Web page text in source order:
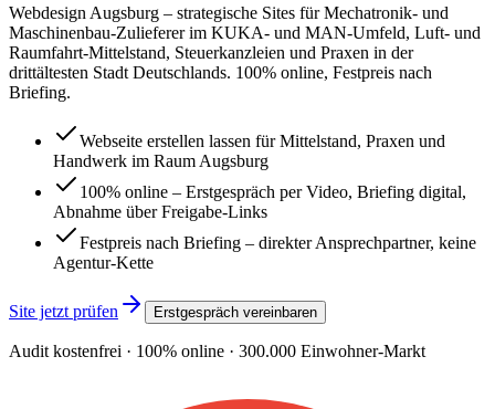
Webdesign Augsburg – strategische Sites für Mechatronik- und
Maschinenbau-Zulieferer im KUKA- und MAN-Umfeld, Luft- und
Raumfahrt-Mittelstand, Steuerkanzleien und Praxen in der
drittältesten Stadt Deutschlands. 100% online, Festpreis nach
Briefing.
Webseite erstellen lassen für Mittelstand, Praxen und
Handwerk im Raum Augsburg
100% online – Erstgespräch per Video, Briefing digital,
Abnahme über Freigabe-Links
Festpreis nach Briefing – direkter Ansprechpartner, keine
Agentur-Kette
Site jetzt prüfen Erstgespräch vereinbaren
Audit kostenfrei · 100% online · 300.000 Einwohner-Markt